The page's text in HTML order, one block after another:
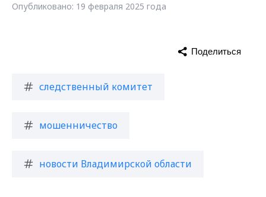
Опубликовано: 19 февраля 2025 года
следственный комитет
мошенничество
новости Владимирской области
Поделиться